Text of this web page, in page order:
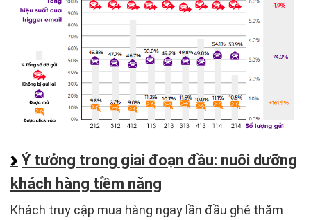
Ý tưởng trong giai đoạn đầu: nuôi dưỡng
khách hàng tiềm năng
Khách truy cập mua hàng ngay lần đầu ghé thăm